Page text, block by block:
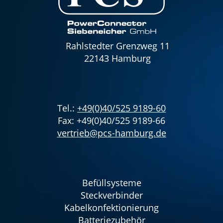
Rahlstedter Grenzweg 11
22143 Hamburg
Tel.: +49(0)40/525 9189-60
Fax: +49(0)40/525 9189-66
vertrieb@pcs-hamburg.de
Befüllsysteme
Steckverbinder
Kabelkonfektionierung
Batteriezubehör